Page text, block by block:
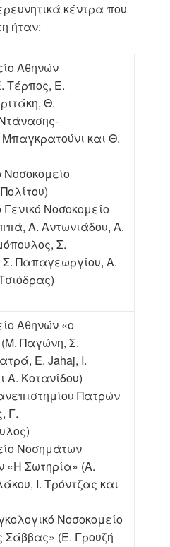
κέντρα που
ήταν:
Αθηνών
Τέρπος, Ε.
Θ.
και Θ.
Νοσοκομείο
Α. Αντωνιάδου, Α.
Σ.
Παπαγεωργίου, Α.
Αθηνών «ο
Παγώνη, Σ.
E. Jahaj, Ι.
Α. Κοτανίδου)
Πατρών
Γ.
Νοσημάτων
«Η Σωτηρία» (Α.
Ι. Τρόντζας και
Νοσοκομείο
Σάββας» (Ε. Γρουζή